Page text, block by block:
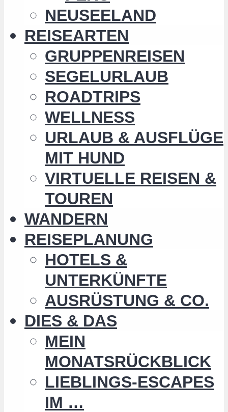
NEUSEELAND
REISEARTEN
GRUPPENREISEN
SEGELURLAUB
ROADTRIPS
WELLNESS
URLAUB & AUSFLÜGE
MIT HUND
VIRTUELLE REISEN &
TOUREN
WANDERN
REISEPLANUNG
HOTELS &
UNTERKÜNFTE
AUSRÜSTUNG & CO.
DIES & DAS
MEIN
MONATSRÜCKBLICK
LIEBLINGS-ESCAPES
IM …